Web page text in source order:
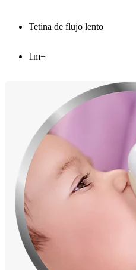
Tetina de flujo lento
1m+